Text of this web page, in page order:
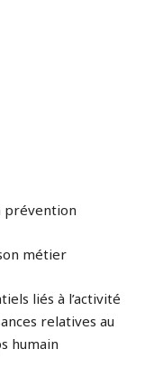
prévention
métier
liés à l’activité
relatives au
humain